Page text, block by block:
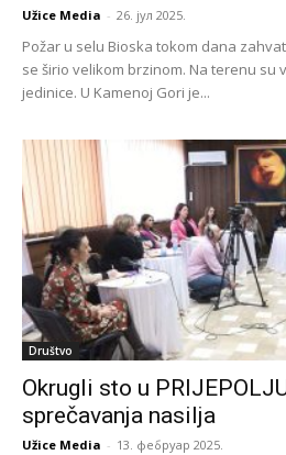
Užice Media - 26. јул 2025.
Požar u selu Bioska tokom dana
se širio velikom brzinom. Na terenu su
jedinice. U Kamenoj Gori je...
Društvo
Okrugli sto u
sprečavanja nasilja
Užice Media - 13. фебруар 2025.